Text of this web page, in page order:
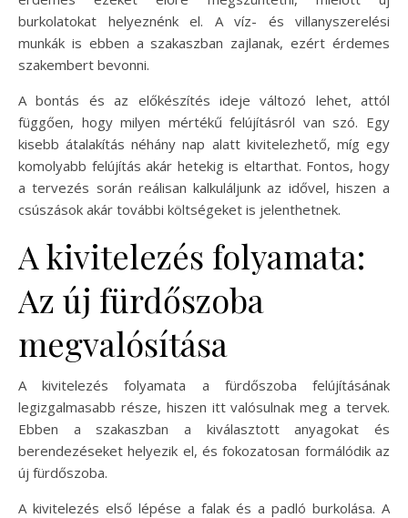
burkolatokat helyeznénk el. A víz- és villanyszerelési
munkák is ebben a szakaszban zajlanak, ezért érdemes
szakembert bevonni.
A bontás és az előkészítés ideje változó lehet, attól
függően, hogy milyen mértékű felújításról van szó. Egy
kisebb átalakítás néhány nap alatt kivitelezhető, míg egy
komolyabb felújítás akár hetekig is eltarthat. Fontos, hogy
a tervezés során reálisan kalkuláljunk az idővel, hiszen a
csúszások akár további költségeket is jelenthetnek.
A kivitelezés folyamata:
Az új fürdőszoba
megvalósítása
A kivitelezés folyamata a fürdőszoba felújításának
legizgalmasabb része, hiszen itt valósulnak meg a tervek.
Ebben a szakaszban a kiválasztott anyagokat és
berendezéseket helyezik el, és fokozatosan formálódik az
új fürdőszoba.
A kivitelezés első lépése a falak és a padló burkolása. A